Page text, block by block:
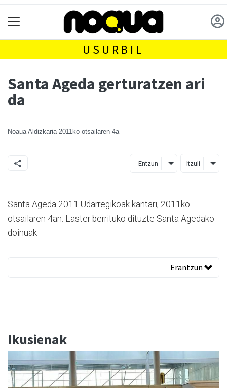
USURBIL
Santa Ageda gerturatzen ari
da
Noaua Aldizkaria 2011ko otsailaren 4a
Entzun Itzuli
Santa Ageda 2011 Udarregikoak kantari, 2011ko
otsailaren 4an. Laster berrituko dituzte Santa Agedako
doinuak
Erantzun
Ikusienak